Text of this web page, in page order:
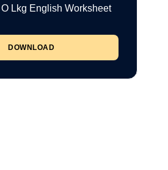
O Lkg English Worksheet
DOWNLOAD